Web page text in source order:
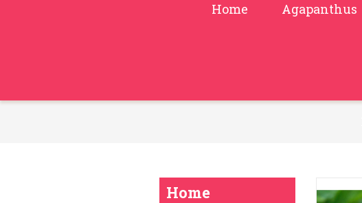
Home Agapanthus
Home